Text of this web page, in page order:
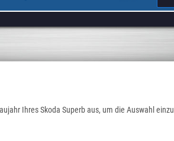
Ihres Skoda Superb aus, um die Auswahl